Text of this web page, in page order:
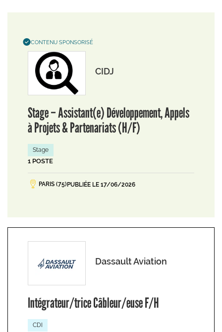
CONTENU SPONSORISÉ
CIDJ
Stage – Assistant(e) Développement, Appels
à Projets & Partenariats (H/F)
Stage
1 POSTE
PARIS (75) PUBLIÉE LE 17/06/2026
Dassault Aviation
Intégrateur/trice Câbleur/euse F/H
CDI